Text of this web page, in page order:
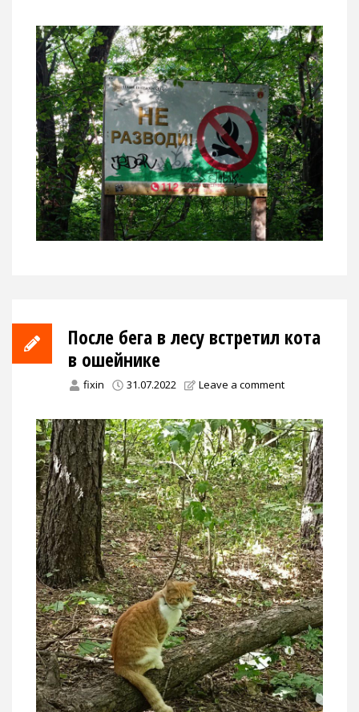
После бега в лесу встретил кота
в ошейнике
fixin 31.07.2022 Leave a comment